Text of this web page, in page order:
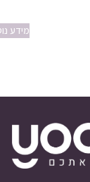
מידע